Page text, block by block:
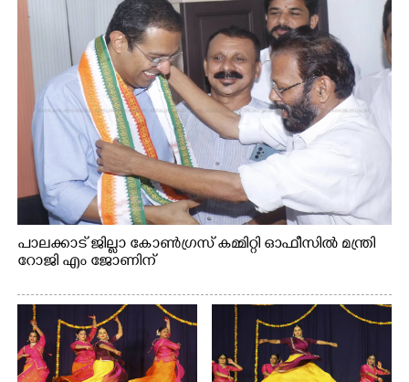
പാലക്കാട് ജില്ലാ കോൺഗ്രസ് കമ്മിറ്റി ഓഫീസിൽ മന്ത്രി
റോജി എം ജോണിന്